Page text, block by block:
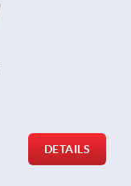
DETAILS